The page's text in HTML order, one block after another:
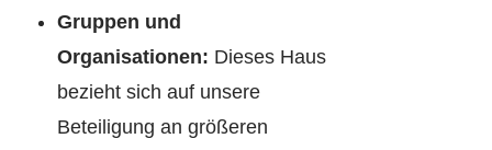
Gruppen und
Organisationen: Dieses Haus
bezieht sich auf unsere
Beteiligung an größeren